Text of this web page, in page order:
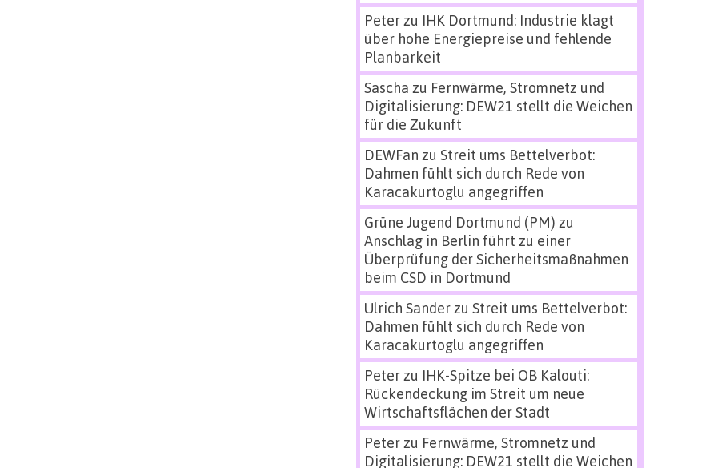
Peterzu IHK Dortmund: Industrie klagt
über hohe Energiepreise und fehlende
Planbarkeit
Sascha zu Fernwärme, Stromnetz und
Digitalisierung: DEW21 stellt die Weichen
für die Zukunft
DEWFan zu Streit ums Bettelverbot:
Dahmen fühlt sich durch Rede von
Karacakurtoglu angegriffen
Grüne Jugend Dortmund (PM) zu
Anschlag in Berlin führt zu einer
Überprüfung der Sicherheitsmaßnahmen
beim CSD in Dortmund
Ulrich Sanderzu Streit ums Bettelverbot:
Dahmen fühlt sich durch Rede von
Karacakurtoglu angegriffen
Peterzu IHK-Spitze bei OB Kalouti:
Rückendeckung im Streit um neue
Wirtschaftsflächen der Stadt
Peterzu Fernwärme, Stromnetz und
Digitalisierung: DEW21 stellt die Weichen